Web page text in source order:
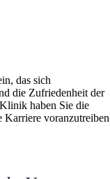
das sich
die Zufriedenheit der
haben Sie die
voranzutreiben